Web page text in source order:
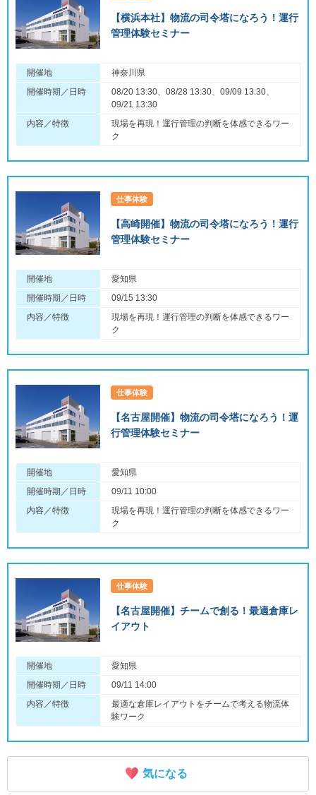
【横浜本社】物流の司令塔になろう！運行
管理体験セミナー
開催地
神奈川県
開催時期／日時
08/20 13:30、08/28 13:30、09/09 13:30、
09/21 13:30
内容／特徴
現場を再現！運行管理の判断を体感できるワー
ク
仕事体験
【高崎開催】物流の司令塔になろう！運行
管理体験セミナー
開催地
愛知県
開催時期／日時
09/15 13:30
内容／特徴
現場を再現！運行管理の判断を体感できるワー
ク
仕事体験
【名古屋開催】物流の司令塔になろう！運
行管理体験セミナー
開催地
愛知県
開催時期／日時
09/11 10:00
内容／特徴
現場を再現！運行管理の判断を体感できるワー
ク
仕事体験
【名古屋開催】チームで創る！最適倉庫レ
イアウト
開催地
愛知県
開催時期／日時
09/11 14:00
内容／特徴
最適な倉庫レイアウトをチームで考える物流体
験ワーク
気になる